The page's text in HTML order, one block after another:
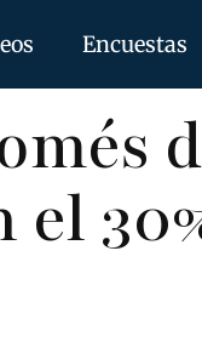
Encuestas